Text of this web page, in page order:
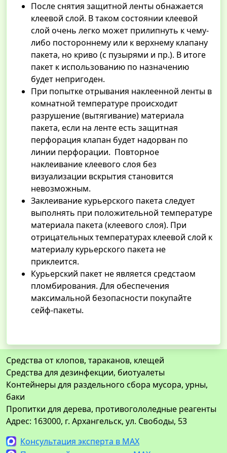
После снятия защитной ленты обнажается
клеевой слой. В таком состоянии клеевой
слой очень легко может прилипнуть к чему-
либо постороннему или к верхнему клапану
пакета, но криво (с пузырями и пр.). В итоге
пакет к использованию по назначению
будет непригоден.
При попытке отрывания наклеенной ленты в
комнатной температуре происходит
разрушение (вытягивание) материала
пакета, если на ленте есть защитная
перфорация клапан будет надорван по
линии перфорации. Повторное
наклеивание клеевого слоя без
визуализации вскрытия становится
невозможным.
Заклеивание курьерского пакета следует
выполнять при положительной температуре
материала пакета (клеевого слоя). При
отрицательных температурах клеевой слой к
материалу курьерского пакета не
приклеится.
Курьерский пакет не является средстаом
пломбирования. Для обеспечения
максимальной безопасности покупайте
сейф-пакеты.
Средства от клопов, тараканов, клещей
Средства для дезинфекции, биотуалеты
Контейнеры для раздельного сбора мусора, урны,
баки
Пропитки для дерева, противогололедные реагенты
Адрес: 163000, г. Архангельск, ул. Свободы, 53
Консультация эксперта в MAX